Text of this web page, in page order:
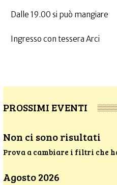
Dalle 19.00 si può mangiare
Ingresso con tessera Arci
PROSSIMI EVENTI
Non ci sono risultati
Prova a cambiare i filtri che
Agosto 2026